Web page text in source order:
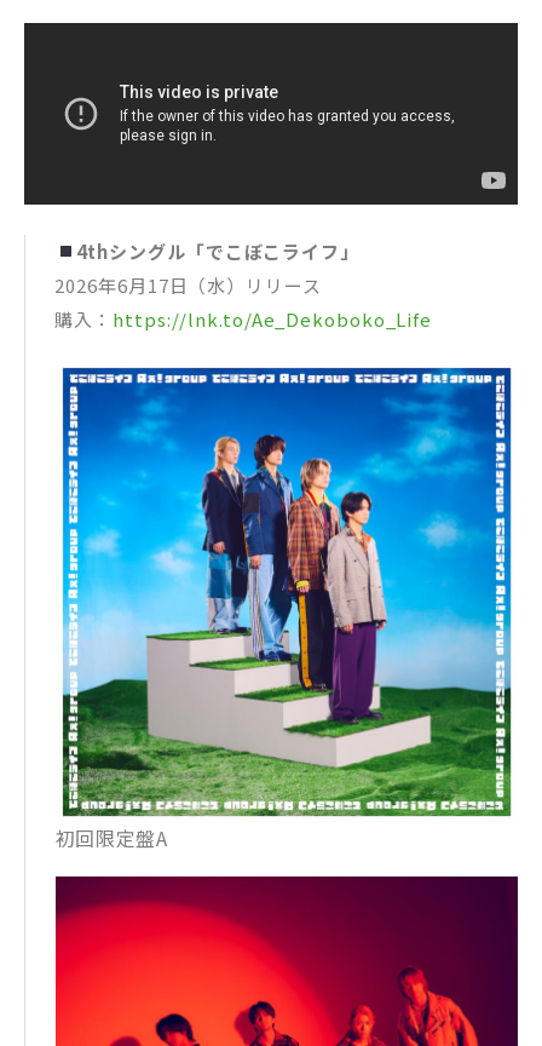
4thシングル「でこぼこライフ」
2026年6月17日（水）リリース
購入： https://lnk.to/Ae_Dekoboko_Life
初回限定盤A